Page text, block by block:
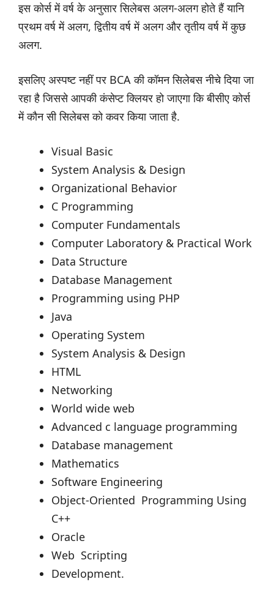
इस कोर्स में वर्ष के अनुसार सिलेबस अलग-अलग होते हैं यानि
प्रथम वर्ष में अलग, द्वितीय वर्ष में अलग और तृतीय वर्ष में कुछ
अलग.
इसलिए अस्पष्ट नहीं पर BCA की कॉमन सिलेबस नीचे दिया जा
रहा है जिससे आपकी कंसेप्ट क्लियर हो जाएगा कि बीसीए कोर्स
में कौन सी सिलेबस को कवर किया जाता है.
Visual Basic
System Analysis & Design
Organizational Behavior
C Programming
Computer Fundamentals
Computer Laboratory & Practical Work
Data Structure
Database Management
Programming using PHP
Java
Operating System
System Analysis & Design
HTML
Networking
World wide web
Advanced c language programming
Database management
Mathematics
Software Engineering
Object-Oriented Programming Using
C++
Oracle
Web Scripting
Development.